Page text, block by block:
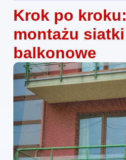
Krok po
montażu
balkonowe